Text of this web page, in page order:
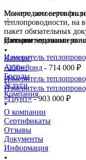
Мы продаем
теплопроводности, на
пакет обязательных
дополнительные
Можете посоветовать
Самыми ходовыми
Измеритель
«250» Зонд - 714 000 ₽
Измеритель
Измеритель
«Грунт»- 903 000 ₽
Интернет-магазин
Каталог
Акции
Бренды
Услуги
Компания
О компании
Сертификаты
Отзывы
Документы
Информация